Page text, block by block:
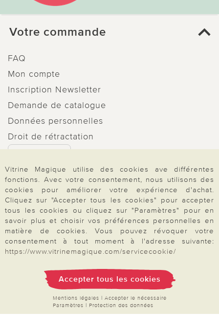
Votre commande
FAQ
Mon compte
Inscription Newsletter
Demande de catalogue
Données personnelles
Droit de rétractation
Paiement & Livraison
À propos de nous
Besoin d'aide?
Vitrine Magique utilise des cookies ave différentes
fonctions. Avec votre consentement, nous utilisons des
cookies pour améliorer votre expérience d'achat.
Cliquez sur "Accepter tous les cookies" pour accepter
tous les cookies ou cliquez sur "Paramètres" pour en
savoir plus et choisir vos préférences personnelles en
matière de cookies. Vous pouvez révoquer votre
consentement à tout moment à l'adresse suivante:
https://www.vitrinemagique.com/servicecookie/
Accepter tous les cookies
Mentions légales | Accepter le nécessaire
Paramètres | Protection des données